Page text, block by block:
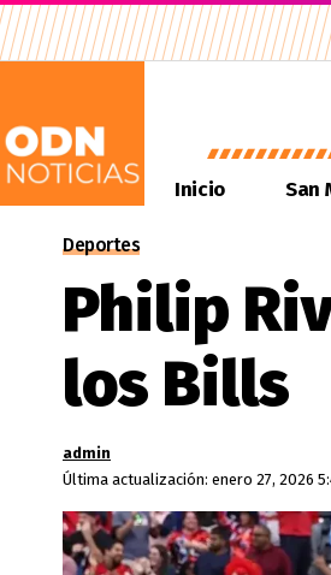
Inicio San
Deportes
Philip
los Bills
Última actualización: enero 27, 2026
admin